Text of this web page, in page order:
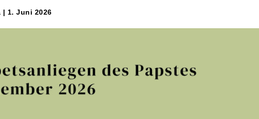
| 1. Juni 2026